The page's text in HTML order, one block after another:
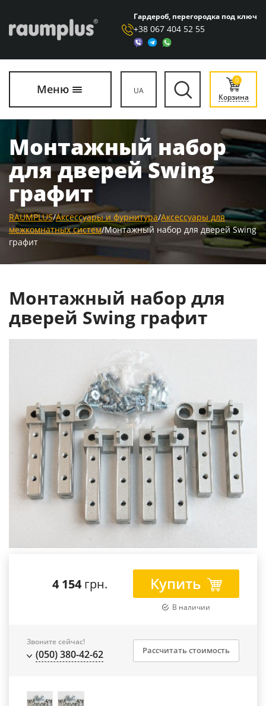
Гардероб, перегородка под ключ
+38 067 404 52 55
Меню UA
0
Корзина
Монтажный набор
для дверей Swing
графит
RAUMPLUS/Аксессуары и фурнитура/Аксессуары для
межкомнатных систем/Монтажный набор для дверей Swing
графит
Монтажный набор для
дверей Swing графит
4 154 грн. Купить
В наличии
Звоните сейчас!
(050) 380-42-62 Рассчитать стоимость